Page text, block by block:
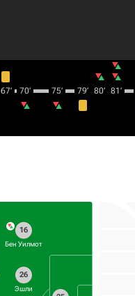
67‎’‎ 70‎’‎ 75‎’‎ 79‎’‎ 80‎’‎ 81‎’‎
16
Бен Уилмот
26
Эшли